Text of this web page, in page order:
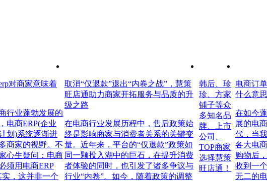
对商家意味着
行业蓬勃发展的
电商ERP(企业
划)系统逐渐进
商家的视野。不
心生疑问：电商
须用电商ERP
实，这并非一个
取消“仅退款”退出“内卷之战”，慧策
旺店通助力商家开拓服务与品质的升
级之路
在电商行业发展历程中，售后政策始
终是影响商家与消费者关系的关键变
量。近年来，平台的“仅退款”政策如
同一颗投入湖中的巨石，在提升消费
者体验的同时，也引发了诸多争议与
行业“内卷”。如今，随着政策的调整
韩后、珍
珍、方家
铺子等众
多知名品
牌、上市
公司、
TOP商家
选择慧策
旺店通！
电商订
什么意思
在如今
展的电
代，当
各大电
购物后
收到一
无二的